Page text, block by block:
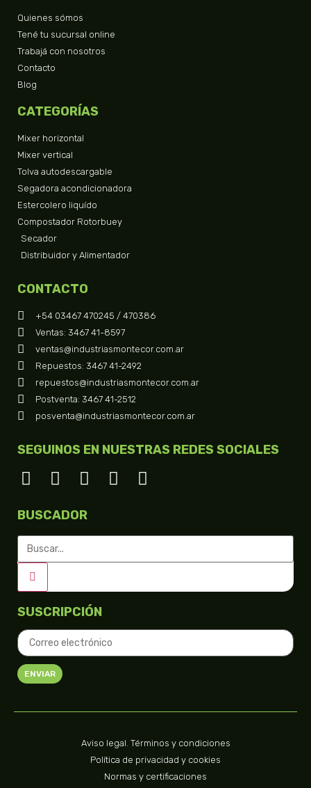
Quienes sómos
Tené tu sucursal online
Trabajá con nosotros
Contacto
Blog
CATEGORÍAS
Mixer horizontal
Mixer vertical
Tolva autodescargable
Segadora acondicionadora
Estercolero liquído
Compostador Rotorbuey
Secador
Distribuidor y Alimentador
CONTACTO
+54 03467 470245 / 470386
Ventas: 3467 41-8597
ventas@industriasmontecor.com.ar
Repuestos: 3467 41-2492
repuestos@industriasmontecor.com.ar
Postventa: 3467 41-2512
posventa@industriasmontecor.com.ar
SEGUINOS EN NUESTRAS REDES SOCIALES
BUSCADOR
SUSCRIPCIÓN
ENVIAR
Aviso legal. Términos y condiciones
Política de privacidad y cookies
Normas y certificaciones